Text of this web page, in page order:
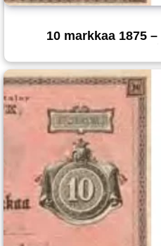
10 markkaa 1875